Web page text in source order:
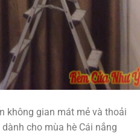
không gian mát mẻ và thoải
cho mùa hè Cái nắng